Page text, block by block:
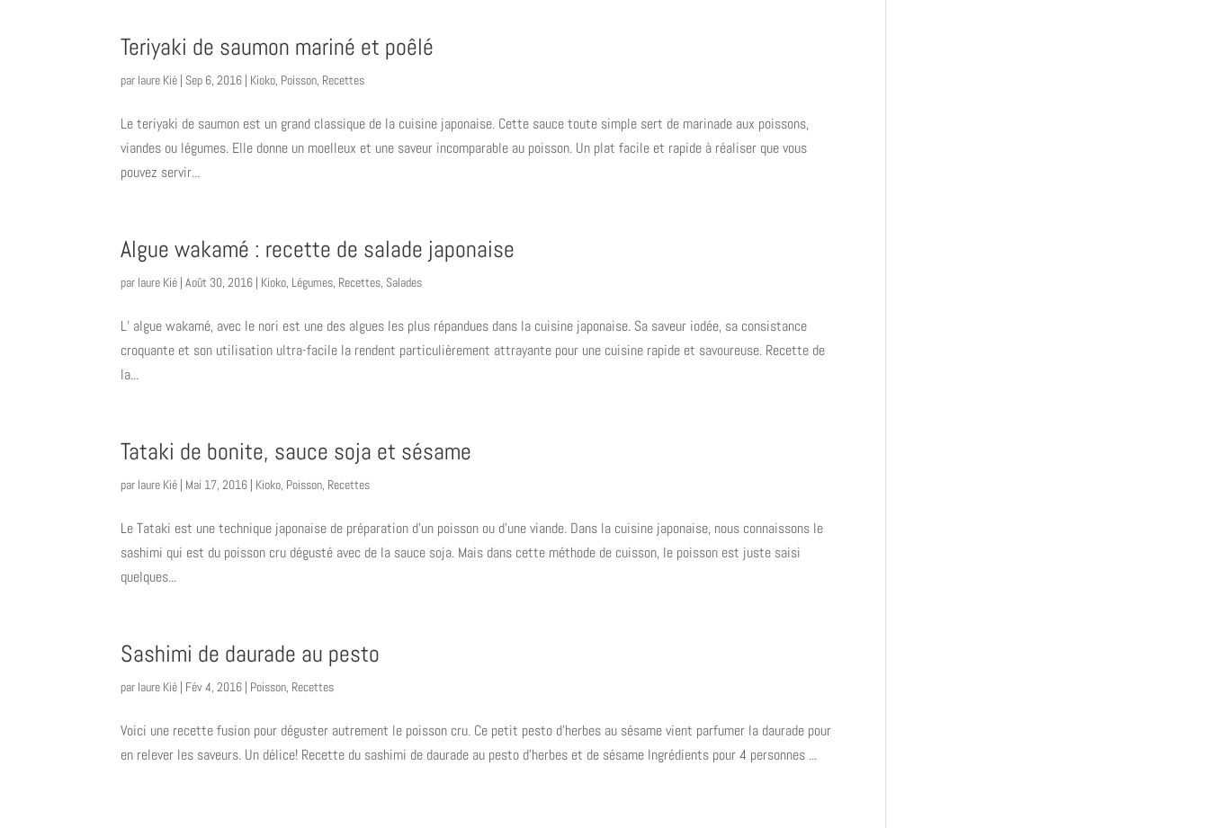
Teriyaki de saumon mariné et poêlé
par laure Kié | Sep 6, 2016 | Kioko, Poisson, Recettes
Le teriyaki de saumon est un grand classique de la cuisine japonaise. Cette sauce toute simple sert de marinade aux poissons,
viandes ou légumes. Elle donne un moelleux et une saveur incomparable au poisson. Un plat facile et rapide à réaliser que vous
pouvez servir...
Algue wakamé : recette de salade japonaise
par laure Kié |Août 30, 2016 | Kioko, Légumes, Recettes, Salades
L’ algue wakamé, avec le nori est une des algues les plus répandues dans la cuisine japonaise. Sa saveur iodée, sa consistance
croquante et son utilisation ultra-facile la rendent particulièrement attrayante pour une cuisine rapide et savoureuse. Recette de
la...
Tataki de bonite, sauce soja et sésame
par laure Kié | Mai 17, 2016 | Kioko, Poisson, Recettes
Le Tataki est une technique japonaise de préparation d’un poisson ou d’une viande. Dans la cuisine japonaise, nous connaissons le
sashimi qui est du poisson cru dégusté avec de la sauce soja. Mais dans cette méthode de cuisson, le poisson est juste saisi
quelques...
Sashimi de daurade au pesto
par laure Kié | Fév 4, 2016 | Poisson, Recettes
Voici une recette fusion pour déguster autrement le poisson cru. Ce petit pesto d’herbes au sésame vient parfumer la daurade pour
en relever les saveurs. Un délice! Recette du sashimi de daurade au pesto d’herbes et de sésame Ingrédients pour 4 personnes ...